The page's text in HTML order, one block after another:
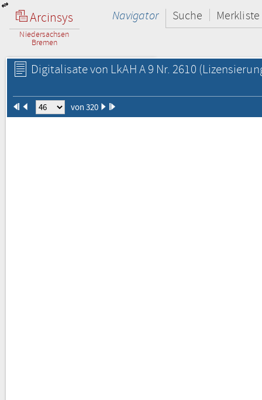
Arcinsys
Niedersachsen
Bremen
Navigator Suche Merkliste
Digitalisate von LkAH A 9 Nr. 2610
von 320